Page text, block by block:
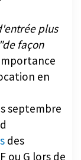
plus
façon
en
septembre
des
G lors de
être